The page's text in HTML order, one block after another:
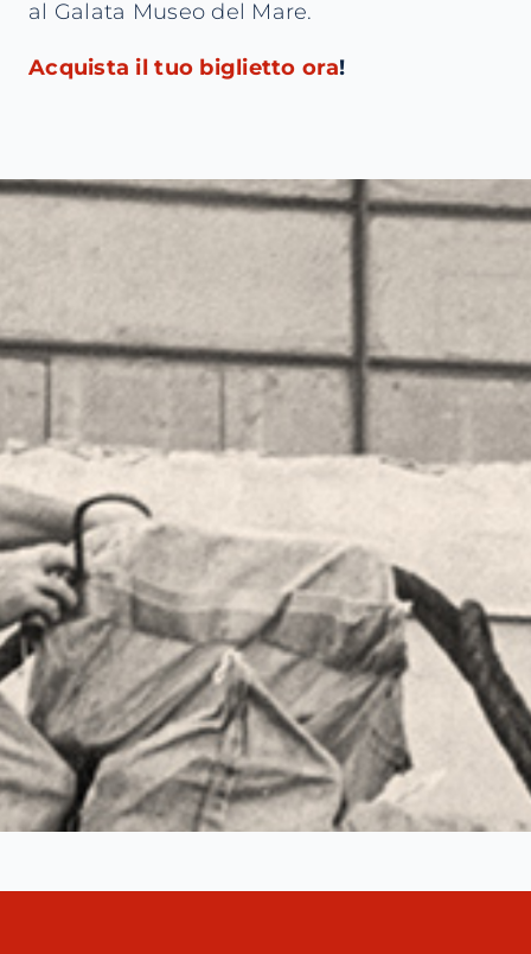
al Galata Museo del Mare.
Acquista il tuo biglietto ora!